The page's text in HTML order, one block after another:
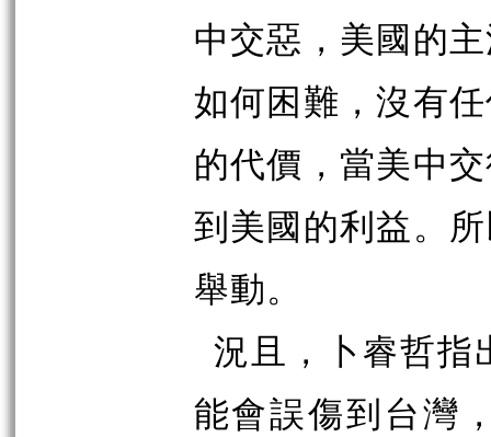
中交惡，美國的
如何困難，沒有
的代價，當美中
到美國的利益。
舉動。
況且，卜睿哲指
能會誤傷到台灣